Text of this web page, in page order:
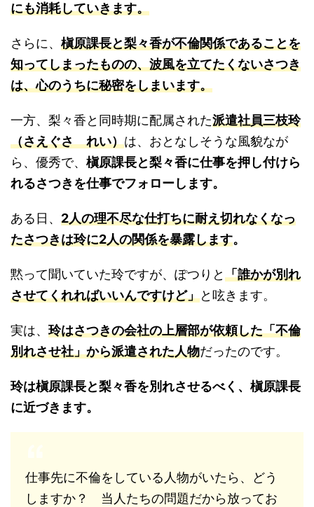
にも消耗していきます。
さらに、 槇原課長と梨々香が不倫関係であることを
知ってしまったものの、波風を立てたくないさつき
は、心のうちに秘密をしまいます。
一方、梨々香と同時期に配属された派遣社員三枝玲
（さえぐさ れい）は、おとなしそうな風貌なが
ら、優秀で、 槇原課長と梨々香に仕事を押し付けら
れるさつきを仕事でフォローします。
ある日、 2人の理不尽な仕打ちに耐え切れなくなっ
たさつきは玲に2人の関係を暴露します。
黙って聞いていた玲ですが、ぽつりと「誰かが別れ
させてくれればいいんですけど」と呟きます。
実は、 玲はさつきの会社の上層部が依頼した「不倫
別れさせ社」から派遣された人物だったのです。
玲は槇原課長と梨々香を別れさせるべく、槇原課長
に近づきます。
仕事先に不倫をしている人物がいたら、どう
しますか？ 当人たちの問題だから放ってお